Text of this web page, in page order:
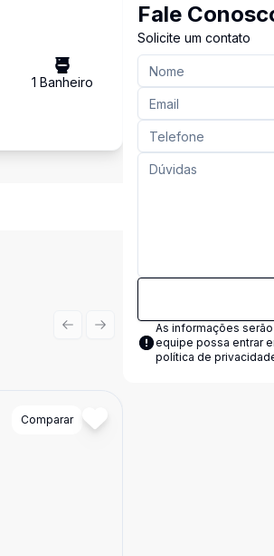
1 Banheiro
Comparar
Previous slide
Next slide
Fale
Solicite um contato
As informações
equipe possa entrar
política de